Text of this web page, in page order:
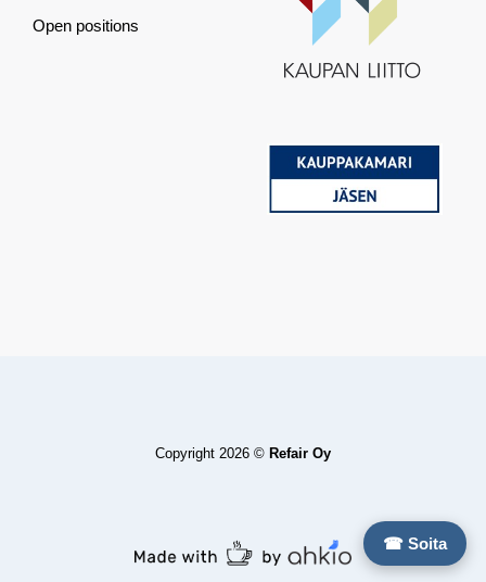
Open positions
☎ Soita
Copyright 2026 © Refair Oy